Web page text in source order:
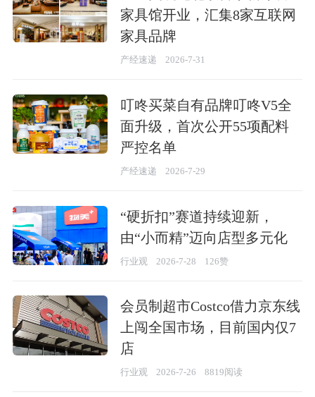
家具馆开业，汇集8家互联网
家具品牌
产经速递 2026-7-31
叮咚买菜自有品牌叮咚V5全
面升级，首次公开55项配料
严控名单
产经速递 2026-7-29
“硬折扣”赛道持续迎新，
由“小而精”迈向店型多元化
行业观 2026-7-28 126赞
会员制超市Costco借力京东线
上闯全国市场，目前国内仅7
店
行业观 2026-7-26 8819阅读